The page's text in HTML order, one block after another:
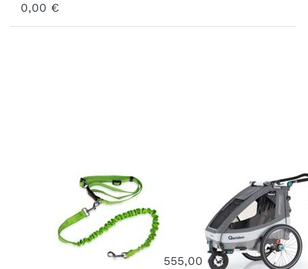
0,00 €
Joggerband
Anleitung)
X-JRBD-24-GN
2020 LE Grau
Q6-20-LG
Vergriffen
555,00 € *